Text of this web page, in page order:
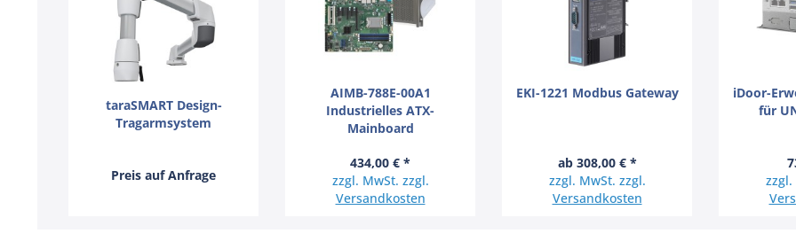
taraSMART Design-
Tragarmsystem
Preis auf Anfrage
AIMB-788E-00A1
Industrielles ATX-
Mainboard
434,00 € *
zzgl. MwSt. zzgl.
Versandkosten
EKI-1221 Modbus Gateway
ab 308,00 € *
zzgl. MwSt. zzgl.
Versandkosten
iDoor-
für
zzgl.